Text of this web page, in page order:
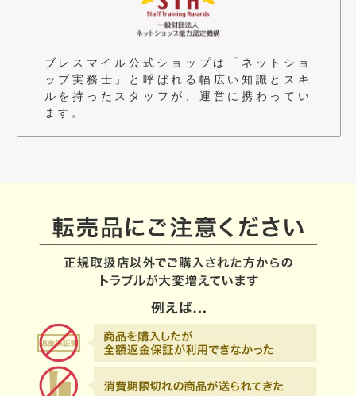
ブレスマイルウォッシュがマイベスト月間アワード
イトニング効果のあるマウスウォッシュ部門 2025年6月
2025/05/29
メディア掲
載
WEB売上No.1
売上高において
2022年2月/2023年5月/2024年5月/2025年5月 通販新聞調べ
【商品情報】ブレスマイルシリ
ーズ＜累計600万本突破＞
ブレスマイルウォッシュを始めとするブレスマイルシリー
ズが累計600万本突破いたしました。
ブレスマイル公式ショップは「ネットショ
ップ実務士」と呼ばれる幅広い知識とスキ
ルを持ったスタッフが、運営に携わってい
ます。